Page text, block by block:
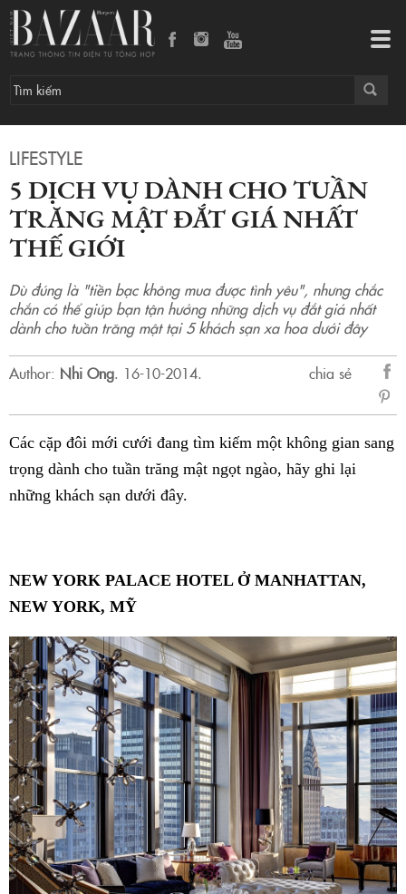
LIFESTYLE
5 DỊCH VỤ DÀNH CHO TUẦN
TRĂNG MẬT ĐẮT GIÁ NHẤT
THẾ GIỚI
Dù đúng là "tiền bạc không mua được tình yêu", nhưng chắc
chắn có thể giúp bạn tận hưởng những dịch vụ đắt giá nhất
dành cho tuần trăng mật tại 5 khách sạn xa hoa dưới đây
Author: Nhi Ong. 16-10-2014.
chia sẻ
sẻ
Các cặp đôi mới cưới đang tìm kiếm một không gian sang
trọng dành cho tuần trăng mật ngọt ngào, hãy ghi lại
những khách sạn dưới đây.
NEW YORK PALACE HOTEL Ở MANHATTAN,
NEW YORK, MỸ